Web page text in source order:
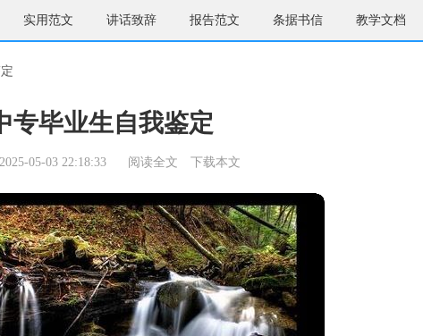
实用范文 讲话致辞 报告范文 条据书信 教学文档
专毕业生自我鉴定
05-03 22:18:33 阅读全文 下载本文